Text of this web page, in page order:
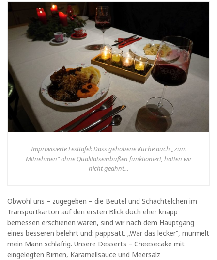
Improvisierte Festtafel: Dass gehobene Küche auch „zum
Mitnehmen“ ohne Qualitätseinbußen funktioniert, hätten wir
nicht geahnt…
Obwohl uns – zugegeben – die Beutel und Schächtelchen im
Transportkarton auf den ersten Blick doch eher knapp
bemessen erschienen waren, sind wir nach dem Hauptgang
eines besseren belehrt und: pappsatt. „War das lecker“, murmelt
mein Mann schläfrig. Unsere Desserts – Cheesecake mit
eingelegten Birnen, Karamellsauce und Meersalz